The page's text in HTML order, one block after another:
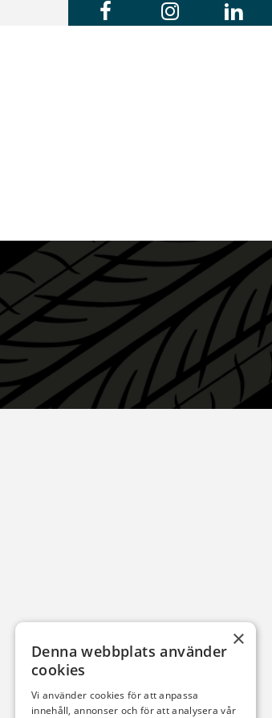
×
Denna webbplats använder
cookies
Vi använder cookies för att anpassa
innehåll, annonser och för att analysera vår